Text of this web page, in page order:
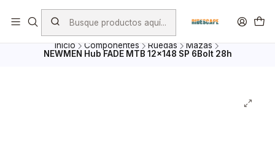
Envio Gratis por compras superiores a $ 100.000.- excepto
Bicicletas, porta Bicicletas y Mayoristas
Inicio Componentes Ruedas
Mazas
NEWMEN Hub FADE MTB 12x148 SP 6Bolt 28h